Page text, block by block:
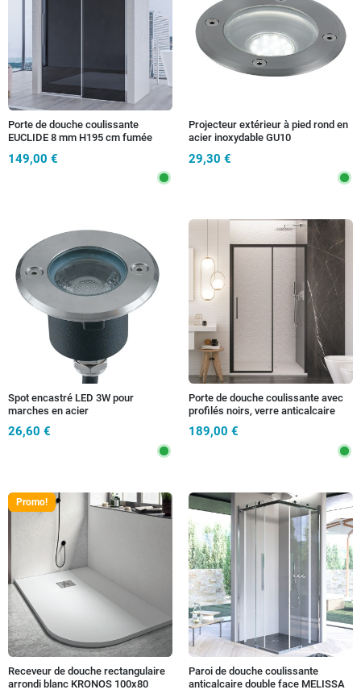
Porte de douche coulissante
EUCLIDE 8 mm H195 cm fumée
149,00 €
Projecteur extérieur à pied rond en
acier inoxydable GU10
29,30 €
Spot encastré LED 3W pour
marches en acier
26,60 €
Porte de douche coulissante avec
profilés noirs, verre anticalcaire
LAGOA 6 mm h195
189,00 €
Promo!
Receveur de douche rectangulaire
arrondi blanc KRONOS 100x80
Paroi de douche coulissante
anticalcaire double face MELISSA